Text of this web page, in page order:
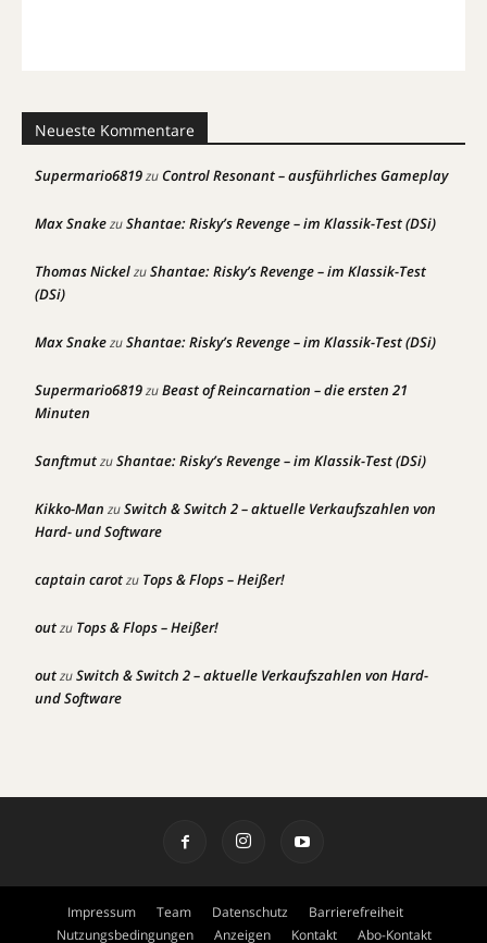
Neueste Kommentare
Supermario6819zuControl Resonant – ausführliches Gameplay
Max SnakezuShantae: Risky’s Revenge – im Klassik-Test (DSi)
Thomas NickelzuShantae: Risky’s Revenge – im Klassik-Test
(DSi)
Max SnakezuShantae: Risky’s Revenge – im Klassik-Test (DSi)
Supermario6819zuBeast of Reincarnation – die ersten 21
Minuten
SanftmutzuShantae: Risky’s Revenge – im Klassik-Test (DSi)
Kikko-Man zuSwitch & Switch 2 – aktuelle Verkaufszahlen von
Hard- und Software
captain carotzu Tops & Flops – Heißer!
outzu Tops & Flops – Heißer!
outzuSwitch & Switch 2 – aktuelle Verkaufszahlen von Hard-
und Software
Impressum Team Datenschutz
Barrierefreiheit
Nutzungsbedingungen
Anzeigen Kontakt Abo-Kontakt